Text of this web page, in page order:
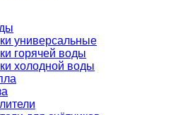
универсальные
горячей воды
холодной воды